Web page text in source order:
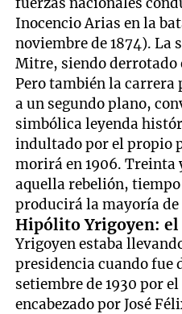
Inocencio Arias en la
noviembre de 1874). La
Mitre, siendo derrotado
Pero también la
a un segundo plano,
simbólica leyenda
indultado por el propio
morirá en 1906. Treinta
aquella rebelión,
producirá la mayoría
Hipólito Yrigoyen:
Yrigoyen estaba
presidencia cuando fue
setiembre de 1930 por
encabezado por José